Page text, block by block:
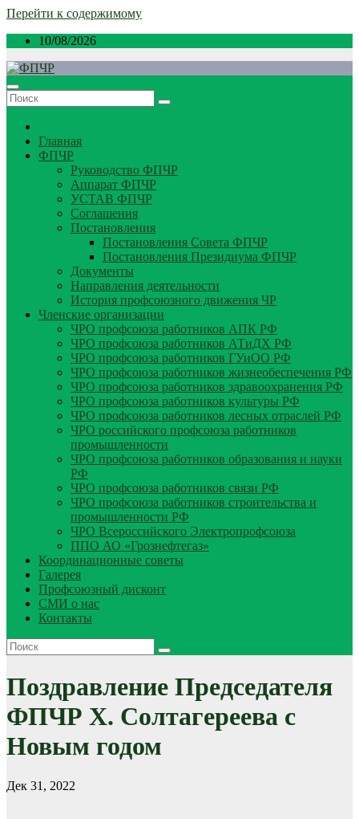
Перейти к содержимому
10/08/2026
Главная
ФПЧР
Руководство ФПЧР
Аппарат ФПЧР
УСТАВ ФПЧР
Соглашения
Постановления
Постановления Совета ФПЧР
Постановления Президиума ФПЧР
Документы
Направления деятельности
История профсоюзного движения ЧР
Членские организации
ЧРО профсоюза работников АПК РФ
ЧРО профсоюза работников АТиДХ РФ
ЧРО профсоюза работников ГУиОО РФ
ЧРО профсоюза работников жизнеобеспечения РФ
ЧРО профсоюза работников здравоохранения РФ
ЧРО профсоюза работников культуры РФ
ЧРО профсоюза работников лесных отраслей РФ
ЧРО российского профсоюза работников
промышленности
ЧРО профсоюза работников образования и науки
РФ
ЧРО профсоюза работников связи РФ
ЧРО профсоюза работников строительства и
промышленности РФ
ЧРО Всероссийского Электропрофсоюза
ППО АО «Грознефтегаз»
Координационные советы
Галерея
Профсоюзный дисконт
СМИ о нас
Контакты
Поздравление Председателя
ФПЧР Х. Солтагереева с
Новым годом
Дек 31, 2022